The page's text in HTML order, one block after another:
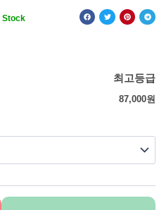
Stock
최고등급
87,000원